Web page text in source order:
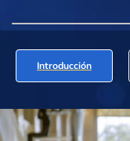
Introducción